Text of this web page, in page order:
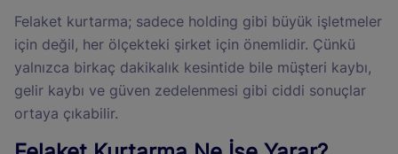
Felaket kurtarma; sadece holding gibi büyük işletmeler
için değil, her ölçekteki şirket için önemlidir. Çünkü
yalnızca birkaç dakikalık kesintide bile müşteri kaybı,
gelir kaybı ve güven zedelenmesi gibi ciddi sonuçlar
ortaya çıkabilir.